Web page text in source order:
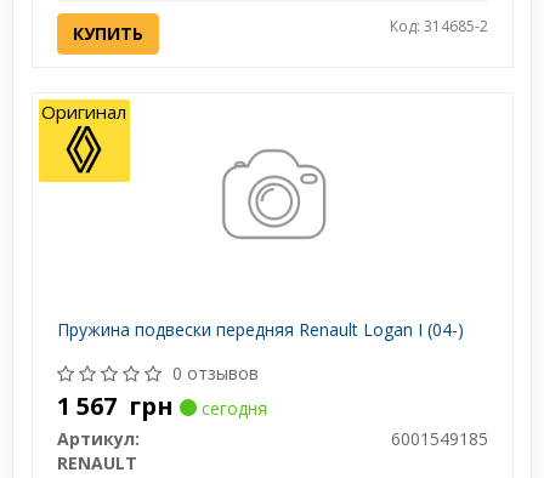
КУПИТЬ Код: 314685-2
Пружина подвески передняя Renault Logan I (04-)
0 отзывов
1 567 грн
сегодня
Артикул:
6001549185
RENAULT
Оригинал